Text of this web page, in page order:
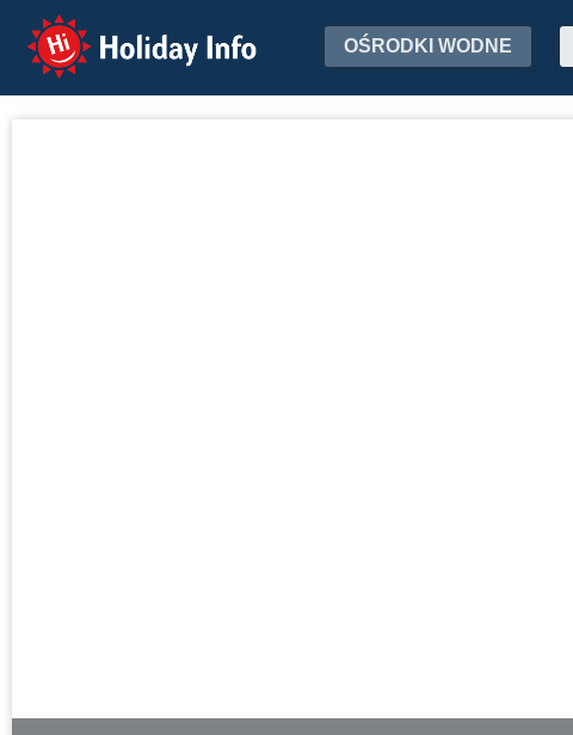
Holiday Info OŚRODKI WODNE